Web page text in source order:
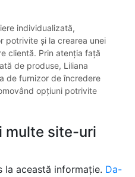
individualizată,
potrivite și la crearea unei
clientă. Prin atenția față
de produse, Liliana
de furnizor de încredere
opțiuni potrivite
multe site-uri
la această informație. Da-